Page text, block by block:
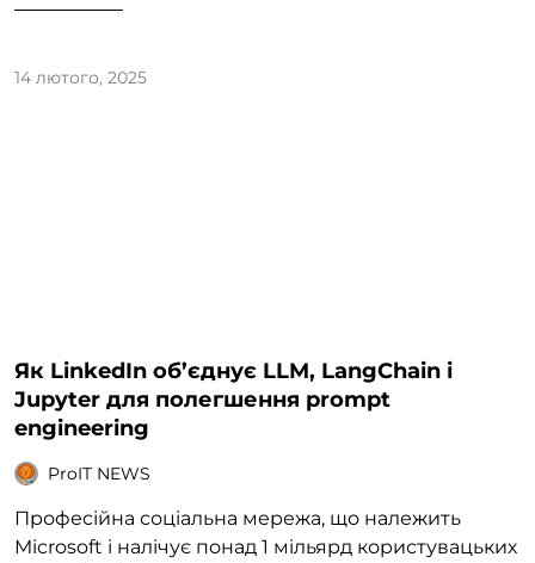
14 лютого, 2025
Як LinkedIn об’єднує LLM, LangChain і
Jupyter для полегшення prompt
engineering
ProIT NEWS
Професійна соціальна мережа, що належить
Microsoft і налічує понад 1 мільярд користувацьких